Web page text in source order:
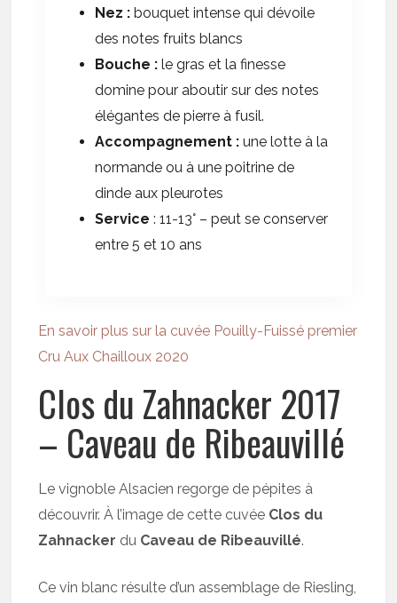
Nez : bouquet intense qui dévoile
des notes fruits blancs
Bouche : le gras et la finesse
domine pour aboutir sur des notes
élégantes de pierre à fusil.
Accompagnement : une lotte à la
normande ou à une poitrine de
dinde aux pleurotes
Service : 11-13° – peut se conserver
entre 5 et 10 ans
En savoir plus sur la cuvée Pouilly-Fuissé premier
Cru Aux Chailloux 2020
Clos du Zahnacker 2017
– Caveau de Ribeauvillé
Le vignoble Alsacien regorge de pépites à
découvrir. À l’image de cette cuvée Clos du
Zahnacker du Caveau de Ribeauvillé.
Ce vin blanc résulte d’un assemblage de Riesling,